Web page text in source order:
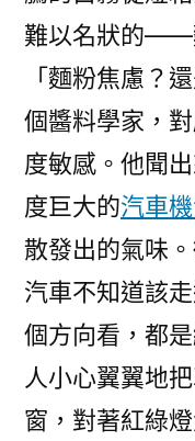
難以名狀的——
「麵粉焦慮？
個醬料學家，
度敏感。他聞
度巨大的汽車
散發出的氣味
汽車不知道該
個方向看，都
人小心翼翼地
窗，對著紅綠